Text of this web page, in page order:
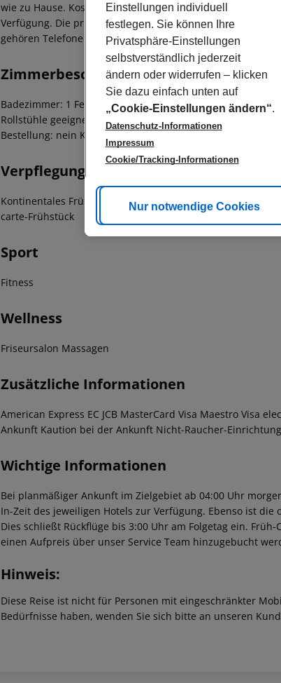
wie zu Hause. Kostenloses WLAN sorgt für deine
Verfügung. Die privaten Badezimmer mit Duschen
gehören Telefone sowie laptopkompatible Safes und
Zimmerbeschreibung
Badezimmer: 1 Fernseher Internetzugang: nein Minibar
Rollstühle geeignet: nein Barrierefreies Badezimmer:
Bestellung: nein Kosmetikartikel Bademantel Hausschuhe
Verpflegung
Kontinentales Frühstück Mittagessen à la carte
carte-Frühstück
Sport
Fitness
Wellness
Friseursalon Massagen
Zusätzliche Informationen
American Express EC JCB MasterCard Visa Maestro Visa
Ankunft Kaution bei der Ankunft Nicht-Raucher-Einrichtung
Wichtige Informationen
Bei planmäßiger Ankunft im Zielgebiet ab 04:00 Uhr
In-Zeit des jeweiligen Hotels zur Verfügung. Ebenso ist
Dies schließt Rückflüge bis 3:00 Uhr am Folgetag ein.
einen Aufpreis über unser Service Team hinzugebucht
Hinweis:
Diese Reise ist nicht für Personen mit eingeschränkter
Bedürfnisse haben, wenden Sie sich bitte an unseren
Einstellungen individuell
festlegen. Sie können Ihre
Privatsphäre-Einstellungen
selbstverständlich jederzeit
ändern oder widerrufen – klicken
Sie dazu einfach unten auf
„Cookie-Einstellungen ändern“.
Datenschutz-Informationen
Impressum
Cookie/Tracking-Informationen
Cookie anpassen
Nur notwendige Cookies